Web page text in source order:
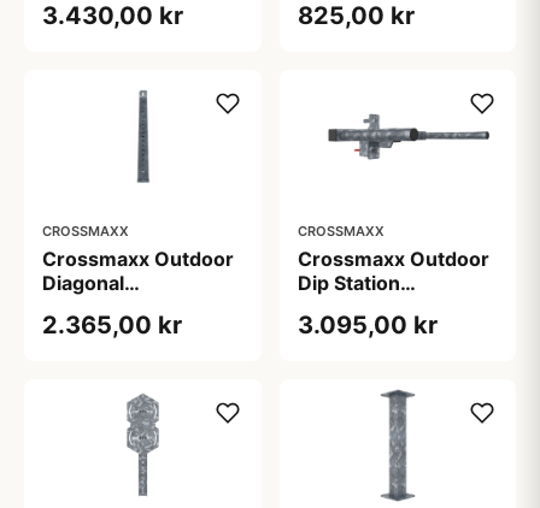
3.430,00 kr 825,00 kr
CROSSMAXX
Crossmaxx Outdoor
Diagonal
udendørs rigs 10 kg
2.365,00 kr
CROSSMAXX
Crossmaxx Outdoor
Dip Station
dipsstativ 20 kg
3.095,00 kr